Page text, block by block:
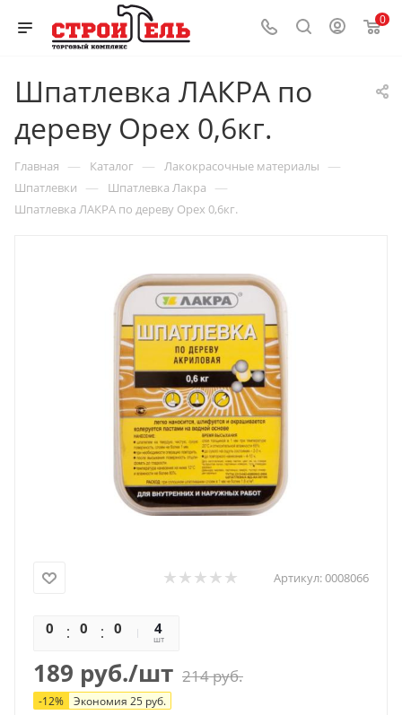
0
Шпатлевка ЛАКРА по
дереву Орех 0,6кг.
Главная — Каталог — Лакокрасочные материалы —
Шпатлевки — Шпатлевка Лакра —
Шпатлевка ЛАКРА по дереву Орех 0,6кг.
Артикул:0008066
0 0 0 04
шт
189 руб./шт 214руб.
-12% Экономия 25 руб.